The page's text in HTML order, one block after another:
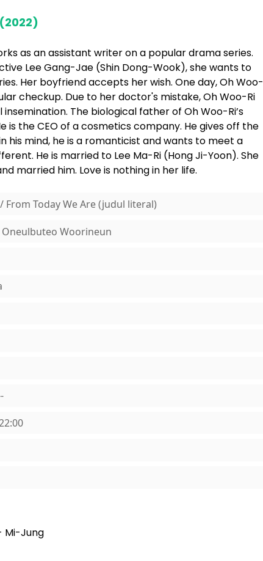
as an assistant writer on a popular drama series.
Lee Gang-Jae (Shin Dong-Wook), she wants to
Her boyfriend accepts her wish. One day, Oh Woo-
checkup. Due to her doctor's mistake, Oh Woo-Ri
The biological father of Oh Woo-Ri’s
is the CEO of a cosmetics company. He gives off the
his mind, he is a romanticist and wants to meet a
He is married to Lee Ma-Ri (Hong Ji-Yoon). She
married him. Love is nothing in her life.
From Today We Are (judul literal)
Woorineun
Mi-Jung